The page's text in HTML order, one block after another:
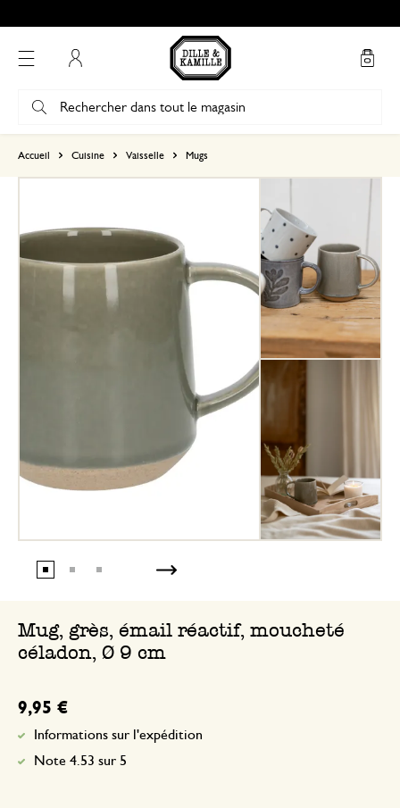
Accueil Cuisine Vaisselle Mugs
Mug, grès, émail réactif, moucheté
céladon, Ø 9 cm
9,95 €
Informations sur l'expédition
Note 4.53 sur 5